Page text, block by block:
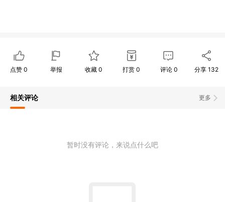
点赞 0 举报 收藏0 打赏 0 评论 0 分享 132
更多
相关评论
暂时没有评论，来说点什么吧